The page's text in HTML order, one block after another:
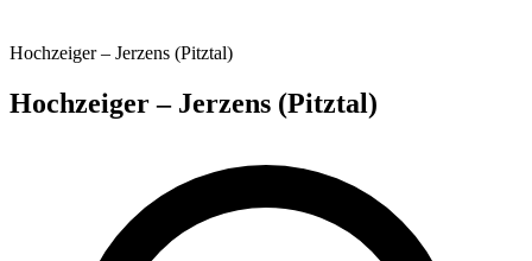
Hochzeiger – Jerzens (Pitztal)
Hochzeiger – Jerzens (Pitztal)